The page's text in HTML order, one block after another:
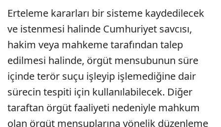
Erteleme kararları bir sisteme kaydedilecek
ve istenmesi halinde Cumhuriyet savcısı,
hakim veya mahkeme tarafından talep
edilmesi halinde, örgüt mensubunun süre
içinde terör suçu işleyip işlemediğine dair
sürecin tespiti için kullanılabilecek. Diğer
taraftan örgüt faaliyeti nedeniyle mahkum
olan örgüt mensuplarına yönelik düzenleme